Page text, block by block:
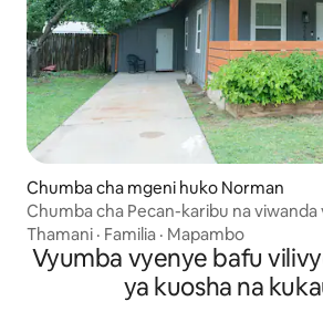
Chumba cha mgeni huko Norman
Chumba cha Pecan-karibu na viwanda
Thamani · Familia · Mapambo
Vyumba vyenye bafu
ya kuosha na